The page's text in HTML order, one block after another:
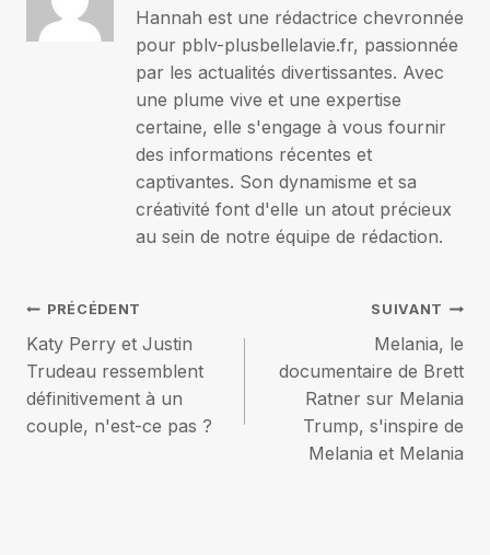
Hannah est une rédactrice chevronnée
pour pblv-plusbellelavie.fr, passionnée
par les actualités divertissantes. Avec
une plume vive et une expertise
certaine, elle s'engage à vous fournir
des informations récentes et
captivantes. Son dynamisme et sa
créativité font d'elle un atout précieux
au sein de notre équipe de rédaction.
Navigation
de
l’article
PRÉCÉDENT
Katy Perry et Justin
Trudeau ressemblent
définitivement à un
couple, n'est-ce pas ?
SUIVANT
Melania, le
documentaire de Brett
Ratner sur Melania
Trump, s'inspire de
Melania et Melania